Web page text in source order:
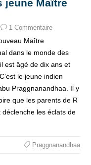
jeune Maître
1 Commentaire
Maître
dans le monde des
est âgé de dix ans et
le jeune indien
Praggnanandhaa. Il y
que les parents de R
les éclats de
Praggnanandhaa